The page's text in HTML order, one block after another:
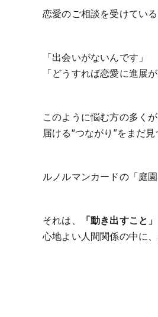
恋愛のご相談を受けてい
「出会いがないんです」
「どうすれば恋愛に進展
このように悩む方の多く
届ける“つながり”をまだ
ルノルマンカードの「庭
それは、 「動き出すこと
心地よい人間関係の中に